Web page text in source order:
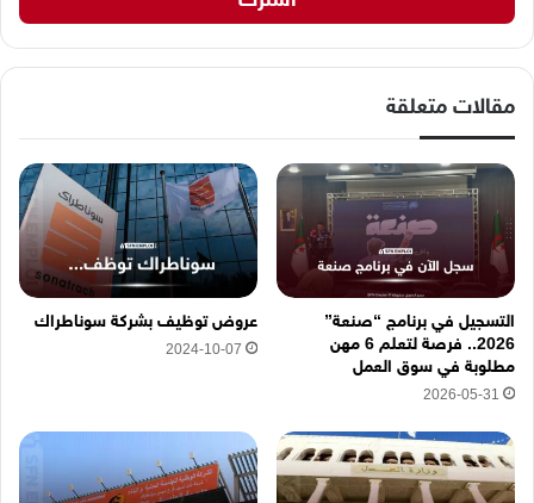
ك
ا
إ
ت
و
ي
ه
ن
ا
مقالات متعلقة
التسجيل في برنامج “صنعة”
2026.. فرصة لتعلم 6 مهن
مطلوبة في سوق العمل
2026-05-31
عروض توظيف بشركة سوناطراك
2024-10-07